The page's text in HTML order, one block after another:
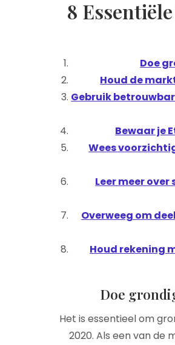
8
Doe
Houd de
Gebruik
Bewaar je
Wees
Leer meer
Overweeg om
Houd rekening
Doe
Het is essentieel om
2020. Als een van